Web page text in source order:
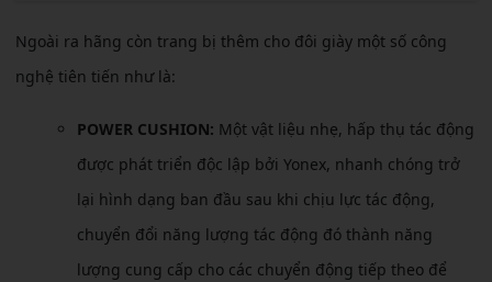
Ngoài ra hãng còn trang bị thêm cho đôi giày một số công
nghệ tiên tiến như là:
POWER CUSHION: Một vật liệu nhẹ, hấp thụ tác động
được phát triển độc lập bởi Yonex, nhanh chóng trở
lại hình dạng ban đầu sau khi chịu lực tác động,
chuyển đổi năng lượng tác động đó thành năng
lượng cung cấp cho các chuyển động tiếp theo để